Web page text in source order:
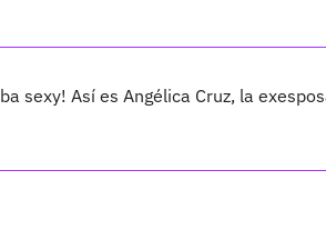
sexy! Así es Angélica Cruz, la